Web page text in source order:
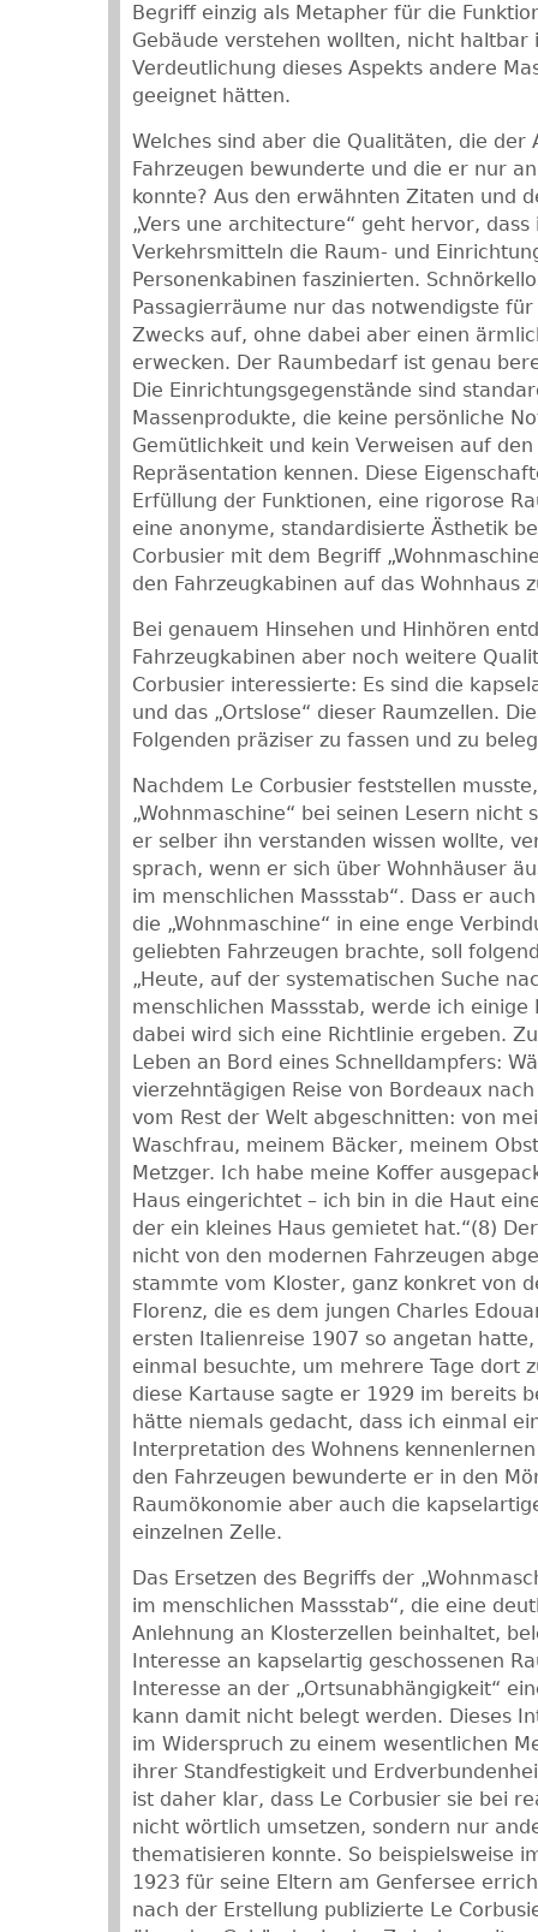
Begriff einzig als Metapher für die
Gebäude verstehen wollten, nicht haltbar
Verdeutlichung dieses Aspekts andere
geeignet hätten.
Welches sind aber die Qualitäten, die der
Fahrzeugen bewunderte und die er nur
konnte? Aus den erwähnten Zitaten und
„Vers une architecture“ geht hervor,
Verkehrsmitteln die Raum- und
Personenkabinen faszinierten.
Passagierräume nur das notwendigste
Zwecks auf, ohne dabei aber einen
erwecken. Der Raumbedarf ist genau
Die Einrichtungsgegenstände sind
Massenprodukte, die keine persönliche
Gemütlichkeit und kein Verweisen auf
Repräsentation kennen. Diese
Erfüllung der Funktionen, eine rigorose
eine anonyme, standardisierte Ästhetik
Corbusier mit dem Begriff
den Fahrzeugkabinen auf das Wohnhaus
Bei genauem Hinsehen und Hinhören
Fahrzeugkabinen aber noch weitere
Corbusier interessierte: Es sind die
und das „Ortslose“ dieser Raumzellen.
Folgenden präziser zu fassen und zu
Nachdem Le Corbusier feststellen
„Wohnmaschine“ bei seinen Lesern nicht
er selber ihn verstanden wissen wollte,
sprach, wenn er sich über Wohnhäuser
im menschlichen Massstab“. Dass er
die „Wohnmaschine“ in eine enge
geliebten Fahrzeugen brachte, soll
„Heute, auf der systematischen Suche
menschlichen Massstab, werde ich einige
dabei wird sich eine Richtlinie ergeben.
Leben an Bord eines Schnelldampfers:
vierzehntägigen Reise von Bordeaux
vom Rest der Welt abgeschnitten: von
Waschfrau, meinem Bäcker, meinem
Metzger. Ich habe meine Koffer
Haus eingerichtet – ich bin in die Haut
der ein kleines Haus gemietet hat.“(8)
nicht von den modernen Fahrzeugen
stammte vom Kloster, ganz konkret von
Florenz, die es dem jungen Charles
ersten Italienreise 1907 so angetan
einmal besuchte, um mehrere Tage dort
diese Kartause sagte er 1929 im bereits
hätte niemals gedacht, dass ich einmal
Interpretation des Wohnens
den Fahrzeugen bewunderte er in den
Raumökonomie aber auch die
einzelnen Zelle.
Das Ersetzen des Begriffs der
im menschlichen Massstab“, die eine
Anlehnung an Klosterzellen beinhaltet,
Interesse an kapselartig geschossenen
Interesse an der „Ortsunabhängigkeit“
kann damit nicht belegt werden. Dieses
im Widerspruch zu einem wesentlichen
ihrer Standfestigkeit und
ist daher klar, dass Le Corbusier sie bei
nicht wörtlich umsetzen, sondern nur
thematisieren konnte. So beispielsweise
1923 für seine Eltern am Genfersee
nach der Erstellung publizierte Le